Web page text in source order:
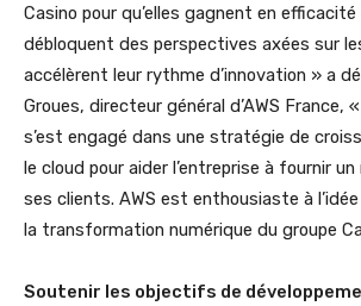
Casino pour qu’elles gagnent en
débloquent des perspectives axées sur
accélèrent leur rythme d’innovation » a
Groues, directeur général d’AWS France,
s’est engagé dans une stratégie de
le cloud pour aider l’entreprise à fournir
ses clients. AWS est enthousiaste à
la transformation numérique du groupe
Soutenir les objectifs de